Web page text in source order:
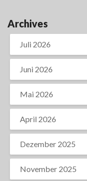
Archives
Juli 2026
Juni 2026
Mai 2026
April 2026
Dezember 2025
November 2025